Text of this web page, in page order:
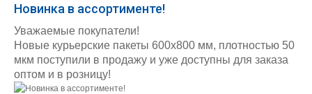
Новинка в ассортименте!
Уважаемые покупатели!
Новые курьерские пакеты 600х800 мм, плотностью 50
мкм поступили в продажу и уже доступны для заказа
оптом и в розницу!